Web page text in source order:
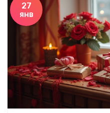
27
янв